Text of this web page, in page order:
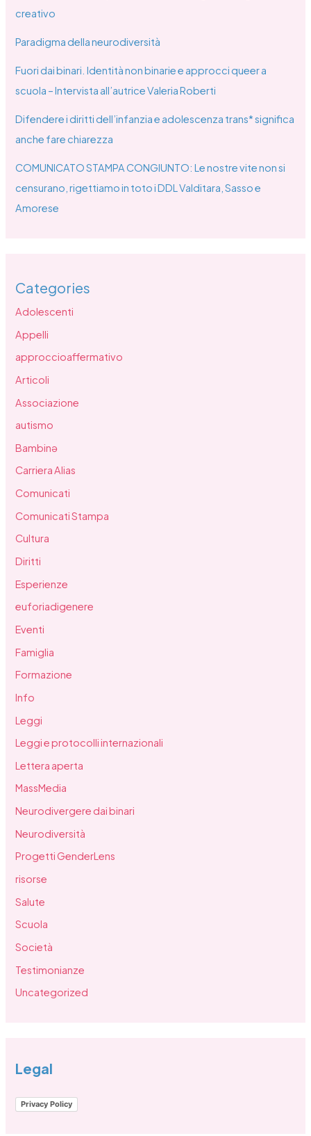
creativo
Paradigma della neurodiversità
Fuori dai binari. Identità non binarie e approcci queer a
scuola – Intervista all’autrice Valeria Roberti
Difendere i diritti dell’infanzia e adolescenza trans* significa
anche fare chiarezza
COMUNICATO STAMPA CONGIUNTO: Le nostre vite non si
censurano, rigettiamo in toto i DDL Valditara, Sasso e
Amorese
Categories
Adolescenti
Appelli
approccioaffermativo
Articoli
Associazione
autismo
Bambinə
Carriera Alias
Comunicati
Comunicati Stampa
Cultura
Diritti
Esperienze
euforiadigenere
Eventi
Famiglia
Formazione
Info
Leggi
Leggi e protocolli internazionali
Lettera aperta
MassMedia
Neurodivergere dai binari
Neurodiversità
Progetti GenderLens
risorse
Salute
Scuola
Società
Testimonianze
Uncategorized
Legal
Privacy Policy